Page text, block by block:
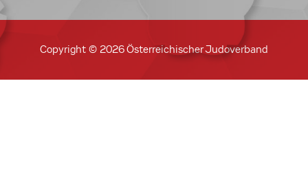
Copyright © 2026 Österreichischer Judoverband